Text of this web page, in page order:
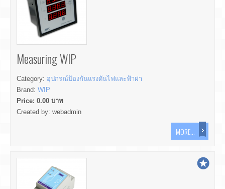
Measuring WIP
Category: อุปกรณ์ป้องกันแรงดันไฟและฟ้าผ่า
Brand: WIP
Price: 0.00 บาท
Created by: webadmin
MORE...